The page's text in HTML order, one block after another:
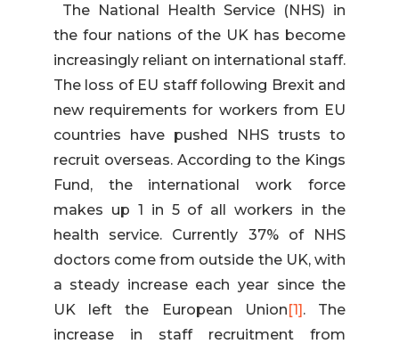
The National Health Service (NHS) in
the four nations of the UK has become
increasingly reliant on international staff.
The loss of EU staff following Brexit and
new requirements for workers from EU
countries have pushed NHS trusts to
recruit overseas. According to the Kings
Fund, the international work force
makes up 1 in 5 of all workers in the
health service. Currently 37% of NHS
doctors come from outside the UK, with
a steady increase each year since the
UK left the European Union[1]. The
increase in staff recruitment from